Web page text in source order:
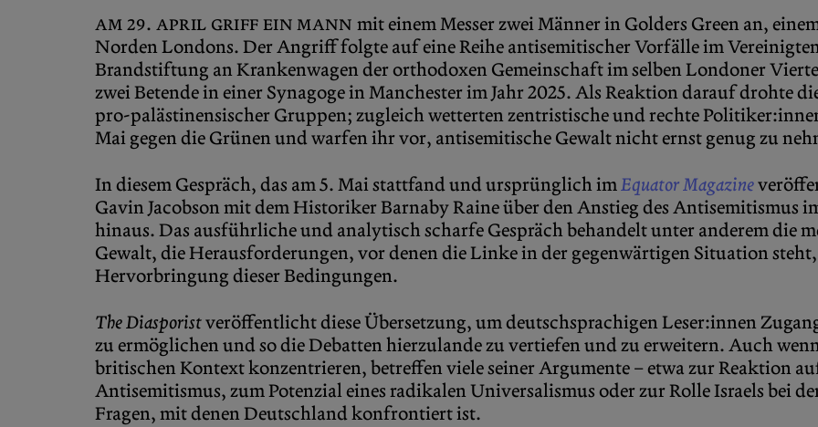
Am 29. April griff ein Mann mit einem Messer zwei Männer in Golders Green an,
Norden Londons. Der Angriff folgte auf eine Reihe antisemitischer Vorfälle im
Brandstiftung an Krankenwagen der orthodoxen Gemeinschaft im selben Londoner
zwei Betende in einer Synagoge in Manchester im Jahr 2025. Als Reaktion darauf drohte
pro-palästinensischer Gruppen; zugleich wetterten zentristische und rechte
Mai gegen die Grünen und warfen ihr vor, antisemitische Gewalt nicht ernst genug zu
In diesem Gespräch, das am 5. Mai stattfand und ursprünglich imEquator Magazine
Gavin Jacobson mit dem Historiker Barnaby Raine über den Anstieg des Antisemitismus
hinaus. Das ausführliche und analytisch scharfe Gespräch behandelt unter anderem die
Gewalt, die Herausforderungen, vor denen die Linke in der gegenwärtigen Situation
Hervorbringung dieser Bedingungen.
The Diasporistveröffentlicht diese Übersetzung, um deutschsprachigen Leser:innen
zu ermöglichen und so die Debatten hierzulande zu vertiefen und zu erweitern. Auch
britischen Kontext konzentrieren, betreffen viele seiner Argumente – etwa zur Reaktion
Antisemitismus, zum Potenzial eines radikalen Universalismus oder zur Rolle Israels bei
Fragen, mit denen Deutschland konfrontiert ist.